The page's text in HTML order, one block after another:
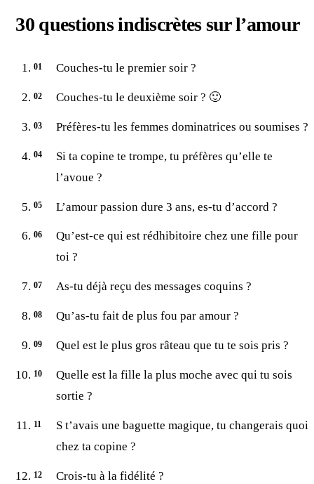
30 questions indiscrètes sur l’amour
Couches-tu le premier soir ?
Couches-tu le deuxième soir ? 🙂
Préfères-tu les femmes dominatrices ou soumises ?
Si ta copine te trompe, tu préfères qu’elle te
l’avoue ?
L’amour passion dure 3 ans, es-tu d’accord ?
Qu’est-ce qui est rédhibitoire chez une fille pour
toi ?
As-tu déjà reçu des messages coquins ?
Qu’as-tu fait de plus fou par amour ?
Quel est le plus gros râteau que tu te sois pris ?
Quelle est la fille la plus moche avec qui tu sois
sortie ?
S t’avais une baguette magique, tu changerais quoi
chez ta copine ?
Crois-tu à la fidélité ?